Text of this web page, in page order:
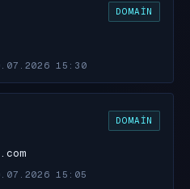
DOMAIN
15:30
DOMAIN
15:05